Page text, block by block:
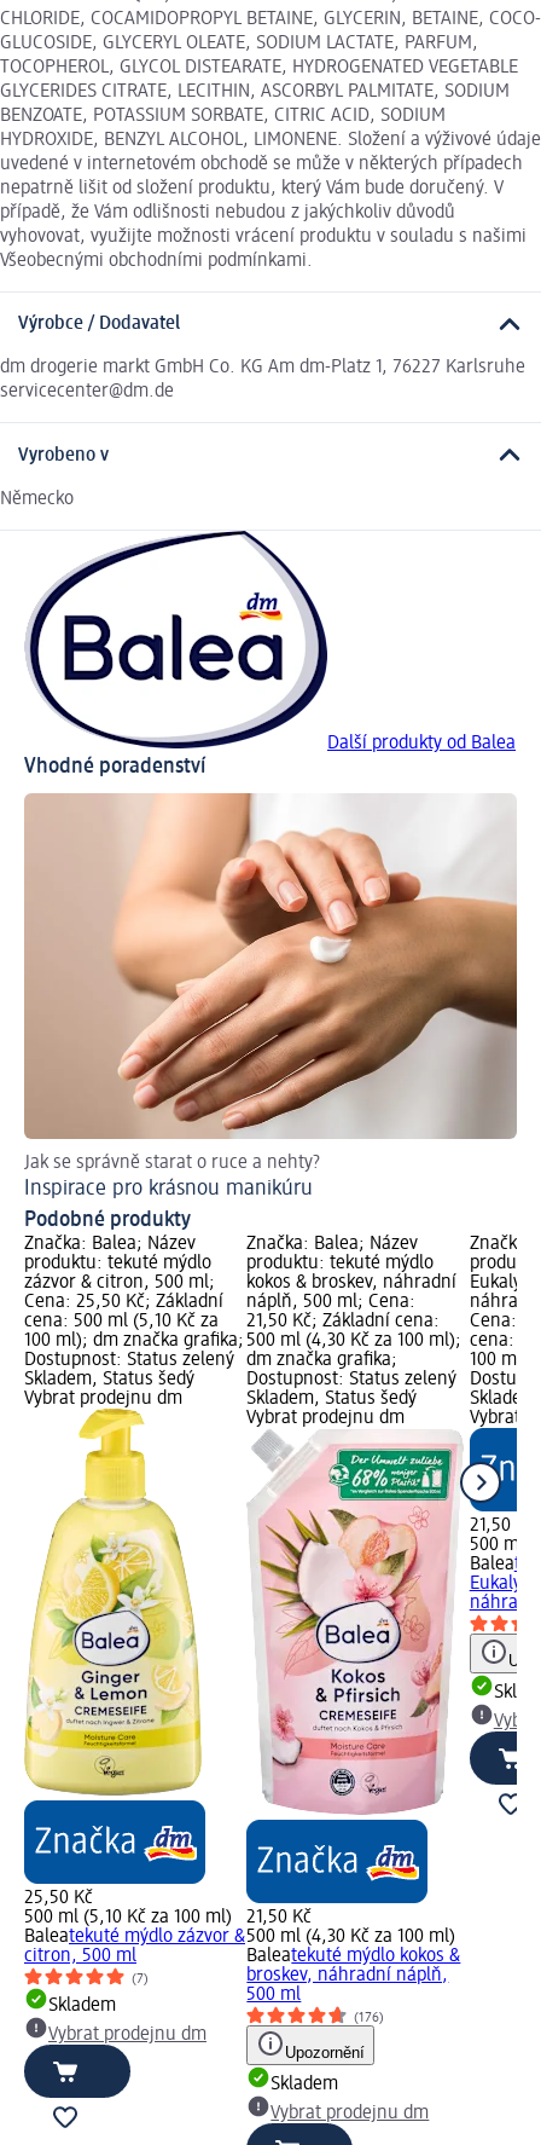
CHLORIDE, COCAMIDOPROPYL BETAINE, GLYCERIN, BETAINE, COCO-
GLUCOSIDE, GLYCERYL OLEATE, SODIUM LACTATE, PARFUM,
TOCOPHEROL, GLYCOL DISTEARATE, HYDROGENATED VEGETABLE
GLYCERIDES CITRATE, LECITHIN, ASCORBYL PALMITATE, SODIUM
BENZOATE, POTASSIUM SORBATE, CITRIC ACID, SODIUM
HYDROXIDE, BENZYL ALCOHOL, LIMONENE. Složení a výživové údaje
uvedené v internetovém obchodě se může v některých případech
nepatrně lišit od složení produktu, který Vám bude doručený. V
případě, že Vám odlišnosti nebudou z jakýchkoliv důvodů
vyhovovat, využijte možnosti vrácení produktu v souladu s našimi
Všeobecnými obchodními podmínkami.
Výrobce / Dodavatel
dm drogerie markt GmbH Co. KG Am dm-Platz 1, 76227 Karlsruhe
servicecenter@dm.de
Vyrobeno v
Německo
Další produkty od Balea
Vhodné poradenství
Jak se správně starat o ruce a nehty?
Inspirace pro krásnou manikúru
Podobné produkty
Značka: Balea; Název
produktu: tekuté mýdlo
zázvor & citron, 500 ml;
Cena: 25,50 Kč; Základní
cena: 500 ml (5,10 Kč za
100 ml); dm značka grafika;
Dostupnost: Status zelený
Skladem, Status šedý
Vybrat prodejnu dm
25,50 Kč
500 ml (5,10 Kč za 100 ml)
Baleatekuté mýdlo zázvor &
citron, 500 ml
(7)
Skladem
Vybrat prodejnu dm
Značka: Balea; Název
produktu: tekuté mýdlo
kokos & broskev, náhradní
náplň, 500 ml; Cena:
21,50 Kč; Základní cena:
500 ml (4,30 Kč za 100 ml);
dm značka grafika;
Dostupnost: Status zelený
Skladem, Status šedý
Vybrat prodejnu dm
21,50 Kč
500 ml (4,30 Kč za 100 ml)
Baleatekuté mýdlo kokos &
broskev, náhradní náplň,
500 ml
(176)
Upozornění
Skladem
Vybrat prodejnu dm
Značka:
Cena:
cena:
100 ml);
Vybrat
21,50 Kč
500 ml
Balea